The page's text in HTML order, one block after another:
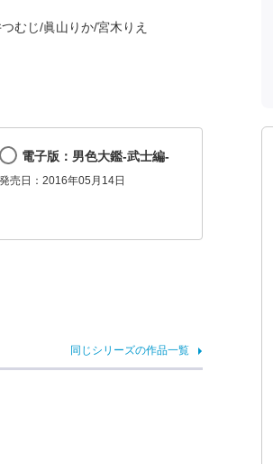
むじ/眞山りか/宮木りえ
電子版：男色大鑑-武士編-
発売日：2016年05月14日
同じシリーズの作品一覧